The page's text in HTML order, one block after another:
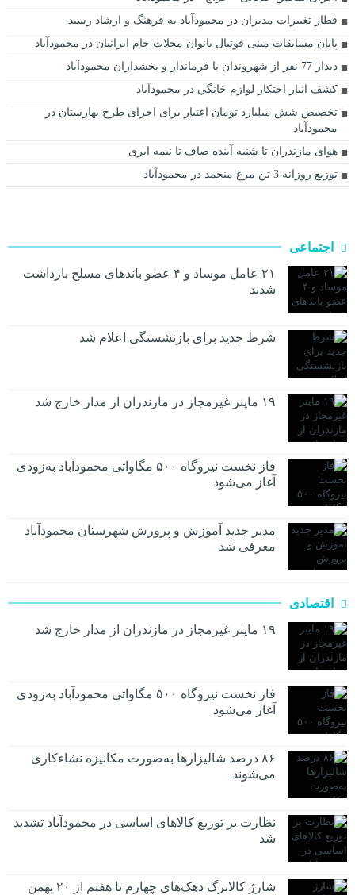
قطار تغییرات مدیران در محمودآباد به فرهنگ و ارشاد رسید
پایان مسابقات مینی فوتبال بانوان محلات جام ایرانیان در محمودآباد
دیدار 77 نفر از شهروندان با فرماندار و بخشداران محمودآباد
کشف انبار احتکار لوازم خانگي در محمودآباد
تخصیص شش میلیارد تومان اعتبار برای اجرای طرح بهارستان در
محمودآباد
هوای مازندران تا شنبه آینده صاف تا نیمه ابری
توزیع روزانه 3 تن مرغ منجمد در محمودآباد
اجتماعی
۲۱ عامل موساد و ۴ عضو باند‌های مسلح بازداشت
شدند
شرط جدید برای بازنشستگی اعلام شد
۱۹ ماینر غیرمجاز در مازندران از مدار خارج شد
فاز نخست نیروگاه ۵۰۰ مگاواتی محمودآباد به‌زودی
آغاز می‌شود
مدیر جدید آموزش و پرورش شهرستان محمودآباد
معرفی شد
اقتصادی
۱۹ ماینر غیرمجاز در مازندران از مدار خارج شد
فاز نخست نیروگاه ۵۰۰ مگاواتی محمودآباد به‌زودی
آغاز می‌شود
۸۶ درصد شالیزارها به‌صورت مکانیزه نشاءکاری
می‌شوند
نظارت بر توزیع کالا‌های اساسی در محمودآباد تشدید
شد
شارژ کالابرگ دهک‌های چهارم تا هفتم از ۲۰ بهمن